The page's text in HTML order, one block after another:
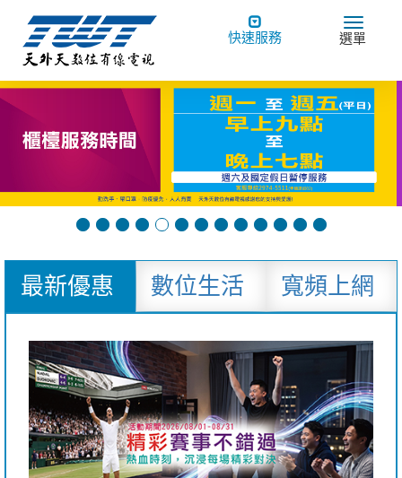
Toggle
navigation
快速服務
Toggle
選單
最新優惠 數位生活 寬頻上網